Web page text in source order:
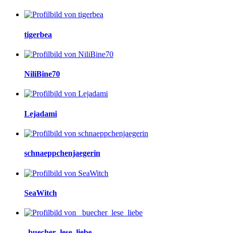
tigerbea
NiliBine70
Lejadami
schnaeppchenjaegerin
SeaWitch